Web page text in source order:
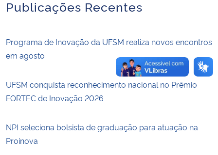
Publicações Recentes
Programa de Inovação da UFSM realiza novos encontros
em agosto
UFSM conquista reconhecimento nacional no Prêmio
FORTEC de Inovação 2026
NPI seleciona bolsista de graduação para atuação na
Proinova